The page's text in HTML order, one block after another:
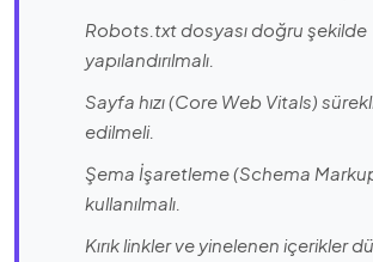
Robots.txt dosyası doğru şekilde
yapılandırılmalı.
Sayfa hızı (Core Web Vitals)
edilmeli.
Şema İşaretleme (Schema
kullanılmalı.
Kırık linkler ve yinelenen içerikler